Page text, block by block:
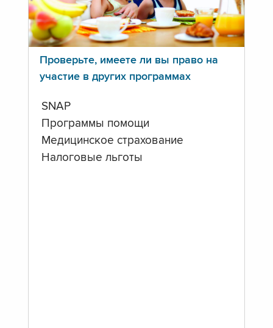
Проверьте, имеете ли вы право на
участие в других программах
SNAP
Программы помощи
Медицинское страхование
Налоговые льготы